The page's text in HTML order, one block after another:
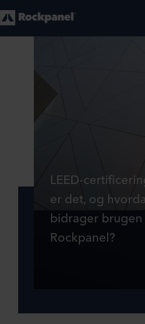
LEED-
er det, og
bidrager
Rockpanel?